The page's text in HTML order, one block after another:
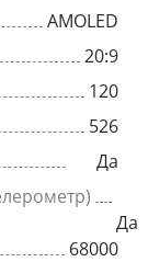
AMOLED
20:9
120
526
Да
Да
68000